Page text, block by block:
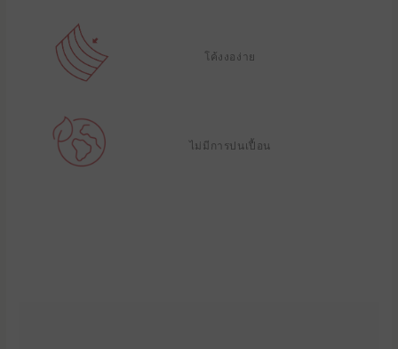
โค้งงอง่าย
ไม่มีการปนเปื้อน